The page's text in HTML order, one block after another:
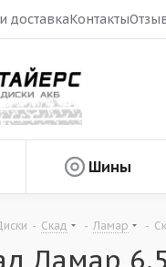
доставкаКонтакты
Шины
- Скад - Ламар -
Ламар